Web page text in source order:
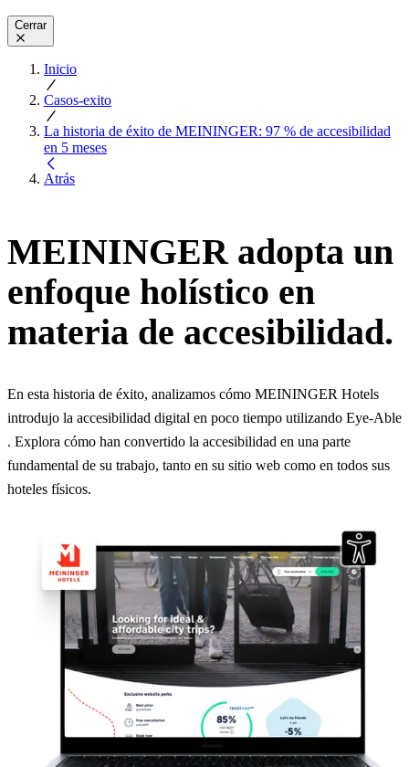
Cerrar
Inicio
Casos-exito
La historia de éxito de MEININGER: 97 % de accesibilidad
en 5 meses
Atrás
MEININGER adopta un
enfoque holístico en
materia de accesibilidad.
En esta historia de éxito, analizamos cómo MEININGER Hotels
introdujo la accesibilidad digital en poco tiempo utilizando Eye-Able
. Explora cómo han convertido la accesibilidad en una parte
fundamental de su trabajo, tanto en su sitio web como en todos sus
hoteles físicos.